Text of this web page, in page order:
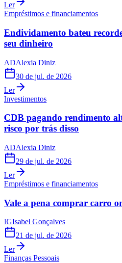
Ler
Empréstimos e financiamentos
Endividamento bateu
seu dinheiro
ADAlexia Diniz
30 de jul. de 2026
Ler
Investimentos
CDB pagando rendimento
risco por trás disso
ADAlexia Diniz
29 de jul. de 2026
Ler
Empréstimos e financiamentos
Vale a pena comprar carro
IGIsabel Gonçalves
21 de jul. de 2026
Ler
Finanças Pessoais